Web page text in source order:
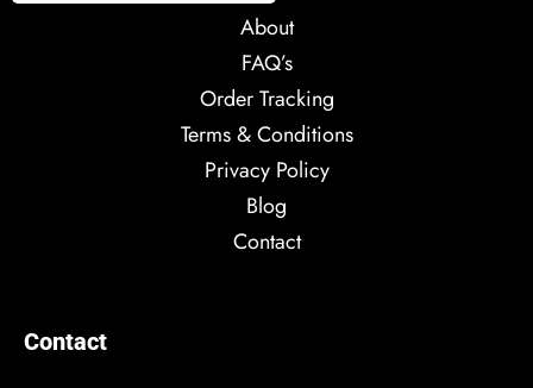
About
FAQ’s
Order Tracking
Terms & Conditions
Privacy Policy
Blog
Contact
Contact